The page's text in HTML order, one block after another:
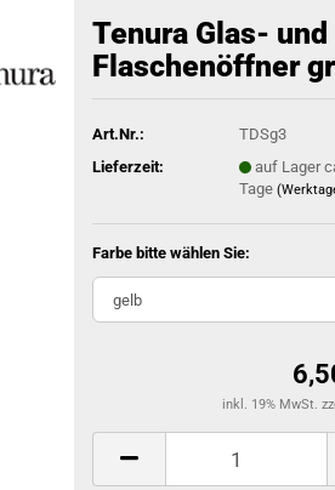
Tenura Glas- und
Flaschenöffner
Art.Nr.:
TDSg3
Lieferzeit:
auf Lager
Tage
Farbe bitte wählen Sie:
inkl. 19% MwSt.